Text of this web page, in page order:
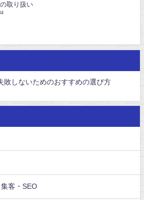
取り扱い
敗しないためのおすすめの選び方
客・SEO